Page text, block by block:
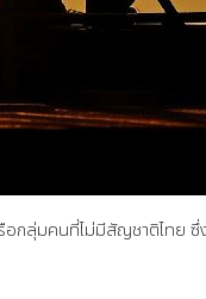
กลุ่มคนที่ไม่มีสัญชาติไทย ซึ่ง